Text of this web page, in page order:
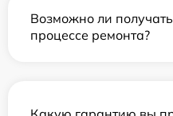
Возможно ли
процессе ремонта?